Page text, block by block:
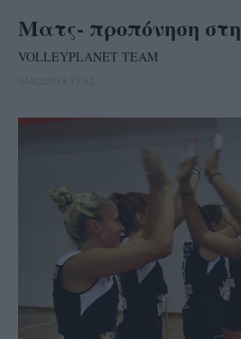
Ματς- προπόνηση
VOLLEYPLANET TEAM